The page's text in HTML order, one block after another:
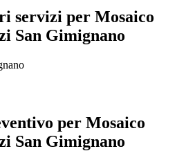
servizi per Mosaico
San Gimignano
per Mosaico
San Gimignano